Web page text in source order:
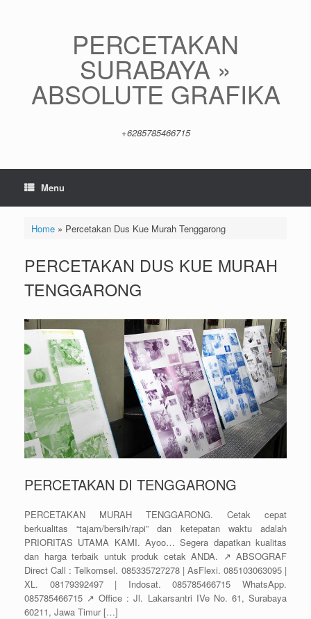
PERCETAKAN
SURABAYA »
ABSOLUTE GRAFIKA
+6285785466715
Menu
Home» Percetakan Dus Kue Murah Tenggarong
PERCETAKAN DUS KUE MURAH
TENGGARONG
PERCETAKAN DI TENGGARONG
PERCETAKAN MURAH TENGGARONG. Cetak cepat
berkualitas “tajam/bersih/rapi” dan ketepatan waktu adalah
PRIORITAS UTAMA KAMI. Ayoo… Segera dapatkan kualitas
dan harga terbaik untuk produk cetak ANDA. ↗️ ABSOGRAF
Direct Call : Telkomsel. 085335727278 | AsFlexi. 085103063095 |
XL. 08179392497 | Indosat. 085785466715 WhatsApp.
085785466715 ↗️ Office : Jl. Lakarsantri IVe No. 61, Surabaya
60211, Jawa Timur […]